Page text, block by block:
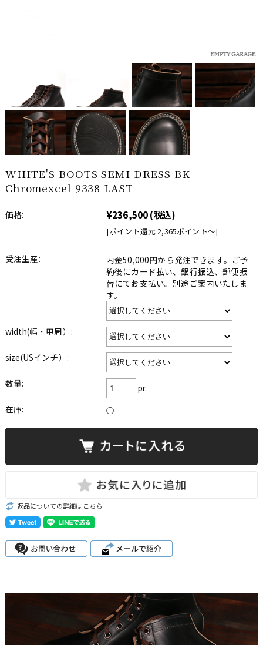
WHITE'S BOOTS SEMI DRESS BK
Chromexcel 9338 LAST
価格: ¥236,500(税込)
[ポイント還元 2,365ポイント〜]
受注生産:
内金50,000円から発注できます。ご予
約後にカード払い、銀行振込、郵便振
替にてお支払い。別途ご案内いたしま
す。
width(幅・甲周）:
size(USインチ）:
数量:
pr.
在庫:
○
返品についての詳細はこちら